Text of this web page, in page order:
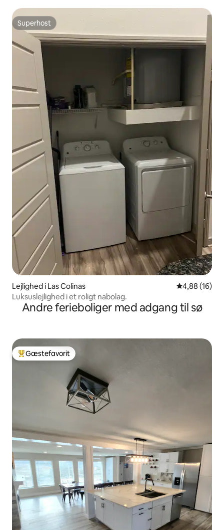
Superhost
Superhost
Lejlighed i Las Colinas 4,88 ud af 5 i
4,88 (16)
Luksuslejlighed i et roligt nabolag.
Andre ferieboliger med adgang til sø
Bedste gæstefavorit
Gæstefavorit